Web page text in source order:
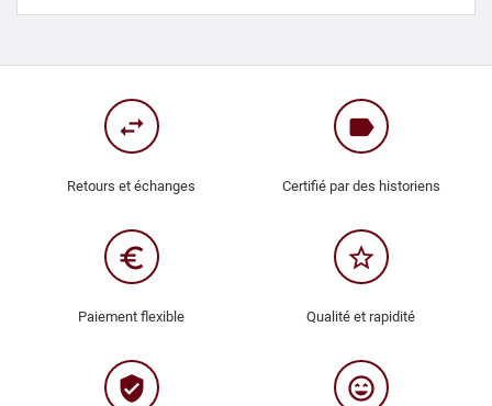
swap_horiz
Retours et échanges
label
Certifié par des historiens
euro_symbol
Paiement flexible
star_border
Qualité et rapidité
verified_user sentiment_very_satisfied